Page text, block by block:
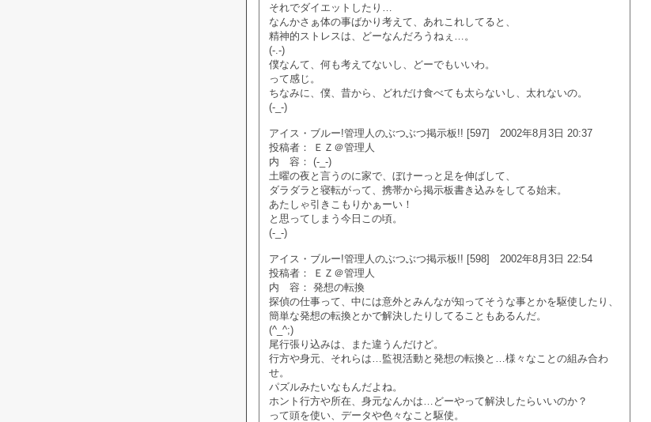
それでダイエットしたり…
なんかさぁ体の事ばかり考えて、あれこれしてると、
精神的ストレスは、どーなんだろうねぇ…。
(-.-)
僕なんて、何も考えてないし、どーでもいいわ。
って感じ。
ちなみに、僕、昔から、どれだけ食べても太らないし、太れないの。
(-_-)
アイス・ブルー!管理人のぶつぶつ掲示板!! [597] 2002年8月3日 20:37
投稿者： ＥＺ＠管理人
内 容： (-_-)
土曜の夜と言うのに家で、ぼけーっと足を伸ばして、
ダラダラと寝転がって、携帯から掲示板書き込みをしてる始末。
あたしゃ引きこもりかぁーい！
と思ってしまう今日この頃。
(-_-)
アイス・ブルー!管理人のぶつぶつ掲示板!! [598] 2002年8月3日 22:54
投稿者： ＥＺ＠管理人
内 容： 発想の転換
探偵の仕事って、中には意外とみんなが知ってそうな事とかを駆使したり、
簡単な発想の転換とかで解決したりしてることもあるんだ。
(^_^;)
尾行張り込みは、また違うんだけど。
行方や身元、それらは…監視活動と発想の転換と…様々なことの組み合わ
せ。
パズルみたいなもんだよね。
ホント行方や所在、身元なんかは…どーやって解決したらいいのか？
って頭を使い、データや色々なこと駆使。